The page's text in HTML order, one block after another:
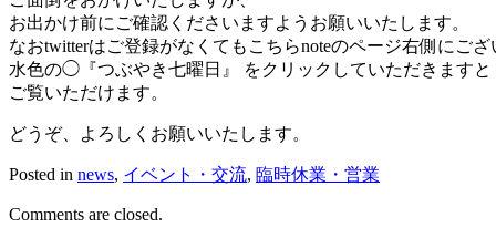
お出かけ前にご確認くださいますようお願いいたします。
なおtwitterはご登録がなくてもこちらnoteのページ右側にござ
水色の◯『つぶやき七曜日』 をクリックしていただきますと
ご覧いただけます。
どうぞ、よろしくお願いいたします。
Posted in news, イベント・交流, 臨時休業・営業
Comments are closed.